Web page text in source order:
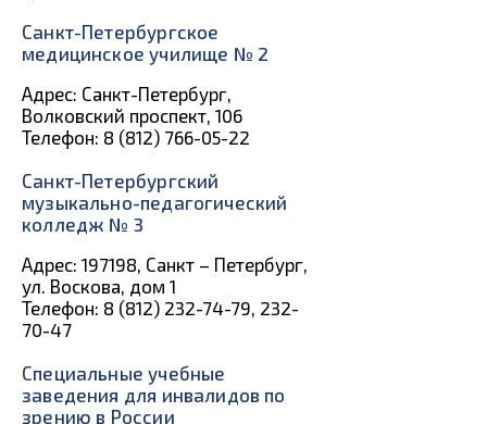
Санкт-Петербургское
медицинское училище № 2
Адрес: Санкт-Петербург,
Волковский проспект, 106
Телефон: 8 (812) 766-05-22
Санкт-Петербургский
музыкально-педагогический
колледж № 3
Адрес: 197198, Санкт – Петербург,
ул. Воскова, дом 1
Телефон: 8 (812) 232-74-79, 232-
70-47
Специальные учебные
заведения для инвалидов по
зрению в России